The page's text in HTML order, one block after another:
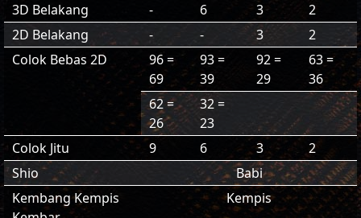
3D Belakang
- 6 3
2
2D Belakang
- - 3
2
Colok Bebas 2D
96 =
69
93 =
39
92 =
29
63 =
36
62 =
26
32 =
23
Colok Jitu
9 6 3
2
Shio
Babi
Kembang Kempis
Kempis